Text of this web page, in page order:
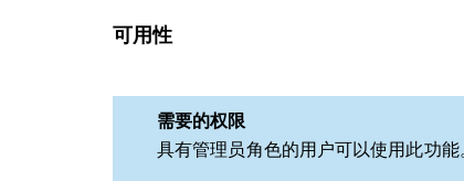
可用性
需要的权限
具有管理员角色的用户可以使用此功能。